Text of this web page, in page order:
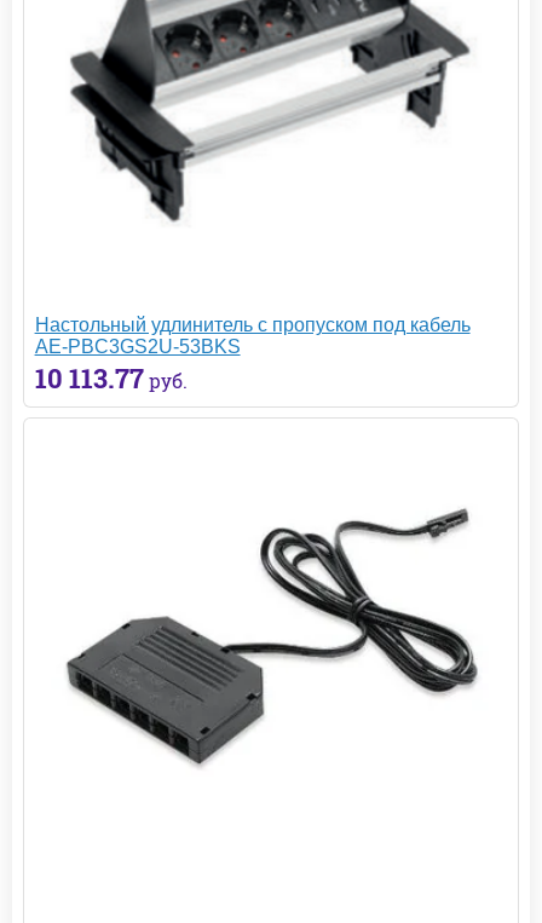
Настольный удлинитель с пропуском под кабель
AE-PBC3GS2U-53BKS
10 113.77 руб.